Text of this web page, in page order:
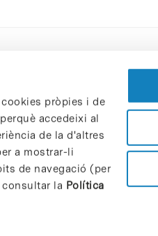
pròpies i de
accedeixi al
de la d'altres
a mostrar-li
de navegació (per
la Política